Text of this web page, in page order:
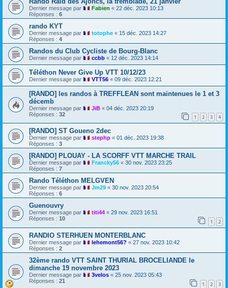
Dernier message par Fabien « 22 déc. 2023 10:13
Réponses : 6
rando KYT
Dernier message par totophe « 15 déc. 2023 14:27
Réponses : 4
Randos du Club Cycliste de Bourg-Blanc
Dernier message par ccbb « 12 déc. 2023 14:14
Téléthon Never Give Up VTT 10/12/23
Dernier message par VTT56 « 09 déc. 2023 12:21
[RANDO] les randos à TREFFLEAN sont maintenues le 1 et 3
décemb
Dernier message par JiB « 04 déc. 2023 20:19
Réponses : 32 1 2 3 4
[RANDO] ST Goueno 2dec
Dernier message par stephp « 01 déc. 2023 19:38
Réponses : 3
[RANDO] PLOUAY - LA SCORFF VTT MARCHE TRAIL
Dernier message par Francky56 « 30 nov. 2023 23:25
Réponses : 7
Rando Téléthon MELGVEN
Dernier message par Jm29 « 30 nov. 2023 20:54
Réponses : 6
Guenouvry
Dernier message par titi44 « 29 nov. 2023 16:51
Réponses : 10 1 2
RANDIO STERHUEN MONTERBLANC
Dernier message par lehemont56? « 27 nov. 2023 10:42
Réponses : 2
32ème rando VTT SAINT THURIAL BROCELIANDE le
dimanche 19 novembre 2023
Dernier message par 3velos « 25 nov. 2023 05:43
Réponses : 21 1 2 3